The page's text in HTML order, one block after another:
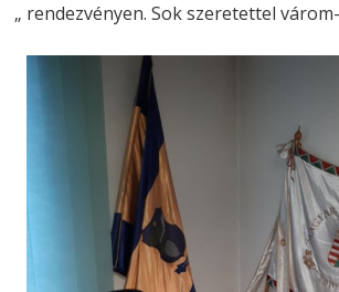
„ rendezvényen. Sok szeretettel